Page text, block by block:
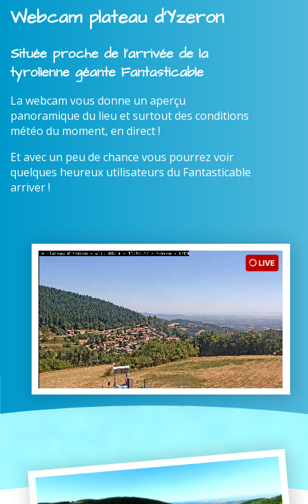
Webcam plateau d'Yzeron
Située proche de l'arrivée de la
tyrolienne géante Fantasticable
La webcam vous donne un aperçu
panoramique du lieu et surtout des conditions
météo du moment, en direct !
Et avec un peu de chance vous pourrez voir
quelques heureux utilisateurs du Fantasticable
arriver !